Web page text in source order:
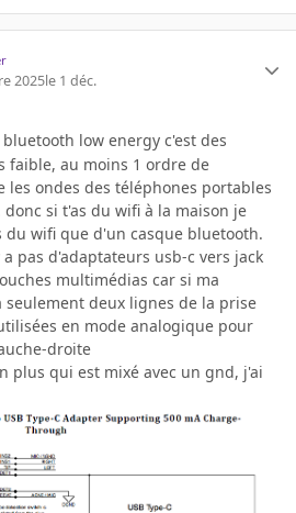
2025le 1 déc.
low energy c'est des
faible, au moins 1 ordre de
ondes des téléphones portables
si t'as du wifi à la maison je
du wifi que d'un casque bluetooth.
pas d'adaptateurs usb-c vers jack
multimédias car si ma
seulement deux lignes de la prise
en mode analogique pour
droite
plus qui est mixé avec un gnd, j'ai